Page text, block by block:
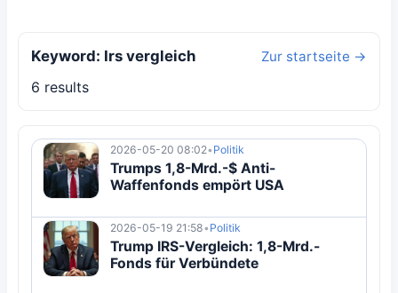
Keyword: Irs vergleich Zur startseite →
6 results
2026-05-20 08:02• Politik
Trumps 1,8-Mrd.-$ Anti-
Waffenfonds empört USA
2026-05-19 21:58• Politik
Trump IRS-Vergleich: 1,8-Mrd.-
Fonds für Verbündete